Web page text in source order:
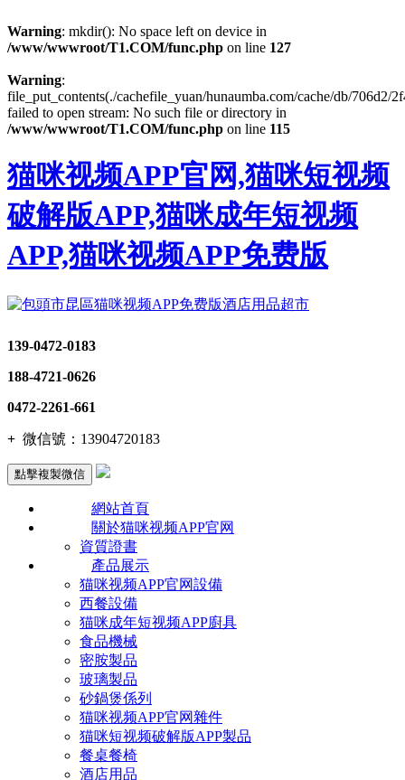
Warning: mkdir(): No space left on device in
/www/wwwroot/T1.COM/func.php on line 127
Warning:
file_put_contents(./cachefile_yuan/hunaumba.com/cache/db/706d2/
failed to open stream: No such file or directory in
/www/wwwroot/T1.COM/func.php on line 115
猫咪视频APP官网,猫咪短视频
破解版APP,猫咪成年短视频
APP,猫咪视频APP免费版
139-0472-0183
188-4721-0626
0472-2261-661
+ 微信號： 13904720183
點擊複製微信
網站首頁
關於猫咪视频APP官网
資質證書
產品展示
猫咪视频APP官网設備
西餐設備
猫咪成年短视频APP廚具
食品機械
密胺製品
玻璃製品
砂鍋煲係列
猫咪视频APP官网雜件
猫咪短视频破解版APP製品
餐桌餐椅
酒店用品